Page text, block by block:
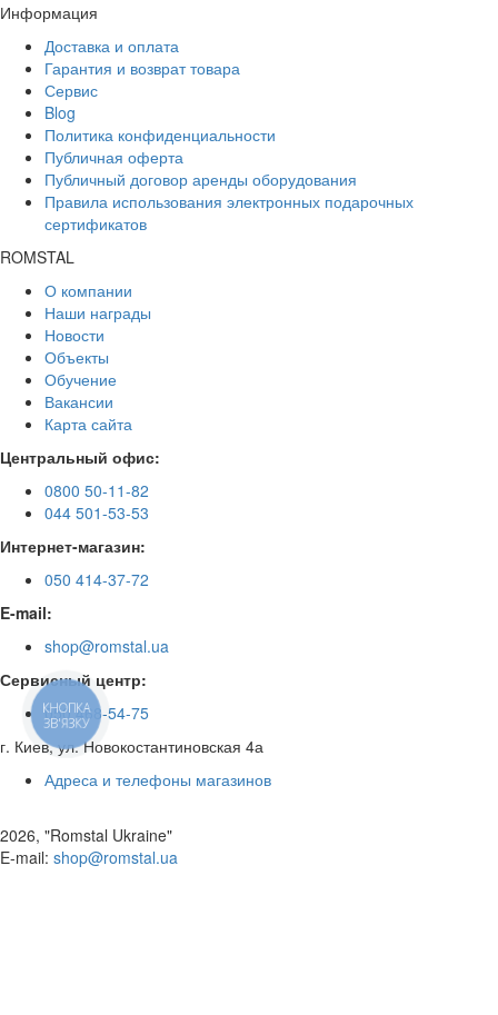
Информация
Доставка и оплата
Гарантия и возврат товара
Сервис
Blog
Политика конфиденциальности
Публичная оферта
Публичный договор аренды оборудования
Правила использования электронных подарочных
сертификатов
ROMSTAL
О компании
Наши награды
Новости
Объекты
Обучение
Вакансии
Карта сайта
Центральный офис:
0800 50-11-82
044 501-53-53
Интернет-магазин:
050 414-37-72
E-mail:
shop@romstal.ua
Сервисный центр:
050 468-54-75
г. Киев, ул. Новокостантиновская 4а
Адреса и телефоны магазинов
2026, "Romstal Ukraine"
​E-mail: shop@romstal.ua
КНОПКА
ЗВ'ЯЗКУ